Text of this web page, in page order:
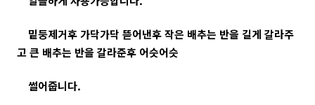
밑둥제거후 가닥가닥 뜯어낸후 작은 배추는 반을 길게 갈라주
고 큰 배추는 반을 갈라준후 어슷어슷
썰어줍니다.